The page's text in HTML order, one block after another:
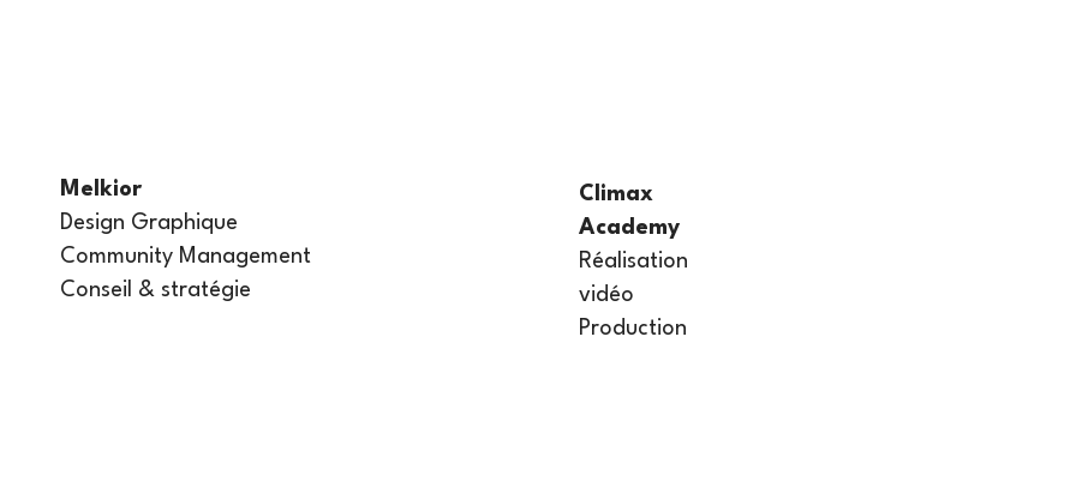
Melkior
Design Graphique
Community Management
Conseil & stratégie
Climax
Academy
Réalisation
vidéo
Production